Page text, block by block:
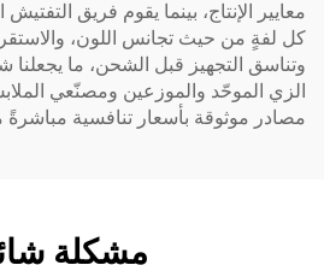
معايير الإنتاج، بينما يقوم فريق
كل لفةٍ من حيث تجانس اللون،
وتناسق التجهيز قبل الشحن، ما
الزي الموحّد والموزعين ومصنّعي
مصادر موثوقة بأسعار تنافسية
مشكلة